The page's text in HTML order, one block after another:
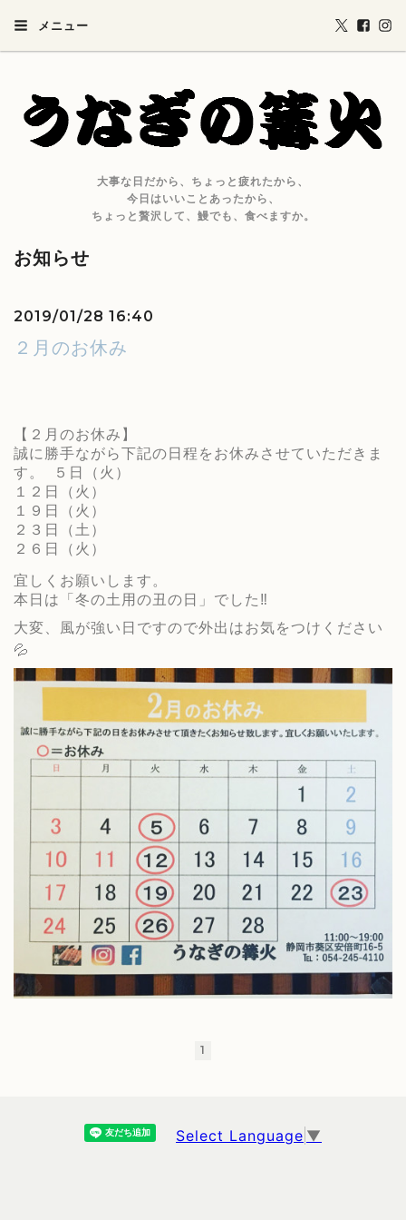
メニュー
大事な日だから、ちょっと疲れたから、
今日はいいことあったから、
ちょっと贅沢して、鰻でも、食べますか。
お知らせ
2019/01/28 16:40
２月のお休み
【２月のお休み】
誠に勝手ながら下記の日程をお休みさせていただきま
す。 ５日（火）
１２日（火）
１９日（火）
２３日（土）
２６日（火）
宜しくお願いします。
本日は「冬の土用の丑の日」でした‼️
大変、風が強い日ですので外出はお気をつけください
💦
1
Select Language ▼